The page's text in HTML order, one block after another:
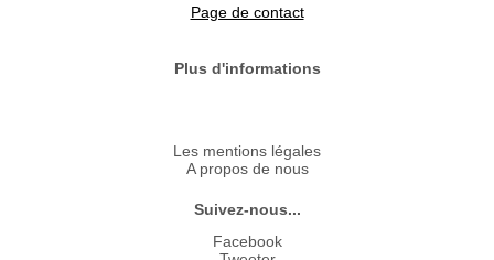
Page de contact
Plus d'informations
Les mentions légales
A propos de nous
Suivez-nous...
Facebook